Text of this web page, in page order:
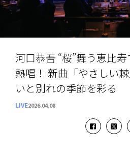
河口恭吾 “桜”舞う恵比
熱唱！ 新曲「やさしい
いと別れの季節を彩る
LIVE2026.04.08